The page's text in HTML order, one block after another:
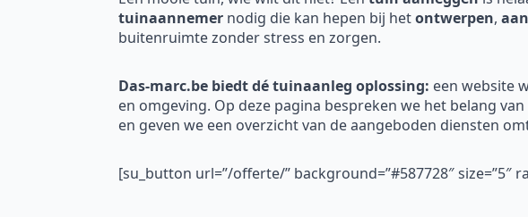
tuinaannemer nodig die kan hepen bij hetontwerpen,
buitenruimte zonder stress en zorgen.
Das-marc.be biedt dé tuinaanleg oplossing: een website
en omgeving. Op deze pagina bespreken we het belang
en geven we een overzicht van de aangeboden diensten
[su_button url=”/offerte/” background=”#587728″ size=”5″